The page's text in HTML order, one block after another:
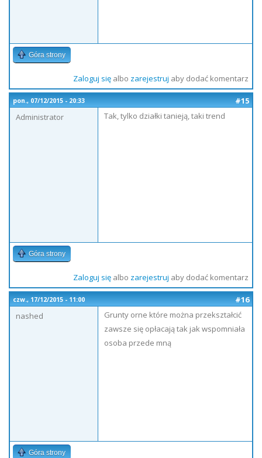
Góra strony
Zaloguj sięalbo zarejestruj aby dodać komentarz
pon., 07/12/2015 - 20:33
#15
Administrator
Tak, tylko działki tanieją, taki trend
Góra strony
Zaloguj sięalbo zarejestruj aby dodać komentarz
czw., 17/12/2015 - 11:00
#16
nashed
Grunty orne które można przekształcić
zawsze się opłacają tak jak wspomniała
osoba przede mną
Góra strony